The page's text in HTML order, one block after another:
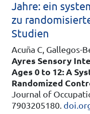
Jahre: ein
zu
Studien
Acuña C, Gallegos-
Ayres Sensory
Ages 0 to 12: A
Randomized
Journal of
7903205180.